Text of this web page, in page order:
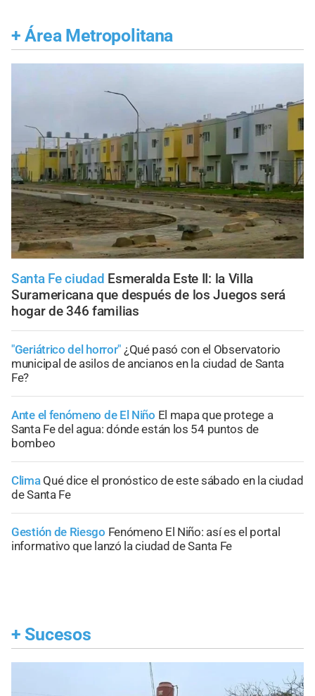
+ Área Metropolitana
Santa Fe ciudad Esmeralda Este II: la Villa
Suramericana que después de los Juegos será
hogar de 346 familias
"Geriátrico del horror" ¿Qué pasó con el Observatorio
municipal de asilos de ancianos en la ciudad de Santa
Fe?
Ante el fenómeno de El Niño El mapa que protege a
Santa Fe del agua: dónde están los 54 puntos de
bombeo
Clima Qué dice el pronóstico de este sábado en la ciudad
de Santa Fe
Gestión de Riesgo Fenómeno El Niño: así es el portal
informativo que lanzó la ciudad de Santa Fe
+ Sucesos